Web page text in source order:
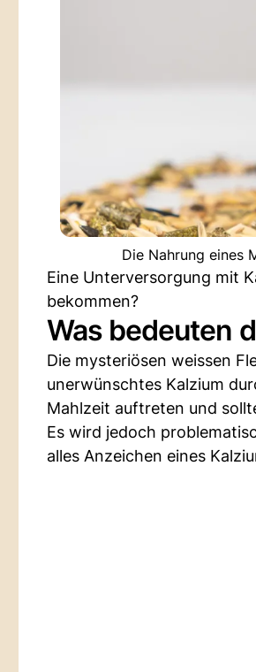
Die Nahrung eines
Eine Unterversorgung mit
bekommen?
Was bedeuten
Die mysteriösen weissen
unerwünschtes Kalzium
Mahlzeit auftreten und
Es wird jedoch
alles Anzeichen eines